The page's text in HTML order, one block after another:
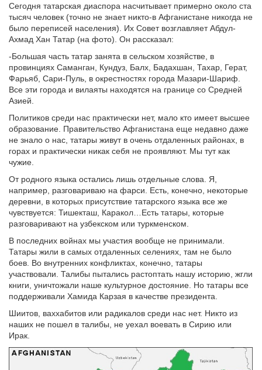
Сегодня татарская диаспора насчитывает примерно около ста
тысяч человек (точно не знает никто-в Афганистане никогда не
было переписей населения). Их Совет возглавляет Абдул-
Ахмад Хан Татар (на фото). Он рассказал:
-Большая часть татар занята в сельском хозяйстве, в
провинциях Саманган, Кундуз, Балх, Бадахшан, Тахар, Герат,
Фарьяб, Сари-Пуль, в окрестностях города Мазари-Шариф.
Все эти города и вилаяты находятся на границе со Средней
Азией.
Политиков среди нас практически нет, мало кто имеет высшее
образование. Правительство Афганистана еще недавно даже
не знало о нас, татары живут в очень отдаленных районах, в
горах и практически никак себя не проявляют. Мы тут как
чужие.
От родного языка остались лишь отдельные слова. Я,
например, разговариваю на фарси. Есть, конечно, некоторые
деревни, в которых присутствие татарского языка все же
чувствуется: Тишекташ, Каракол…Есть татары, которые
разговаривают на узбекском или туркменском.
В последних войнах мы участия вообще не принимали.
Татары жили в самых отдаленных селениях, там не было
боев. Во внутренних конфликтах, конечно, татары
участвовали. Талибы пытались растоптать нашу историю, жгли
книги, уничтожали наше культурное достояние. Но татары все
поддерживали Хамида Карзая в качестве президента.
Шиитов, ваххабитов или радикалов среди нас нет. Никто из
наших не пошел в талибы, не уехал воевать в Сирию или
Ирак.